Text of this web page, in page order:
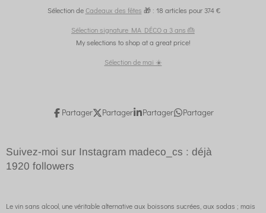
Sélection de Cadeaux des fêtes 🎁 : 18 articles pour 374 €
Sélection signature MA DÉCO a 3 ans 🎂
My selections to shop at a great price!
Sélection de mai ☀️
Partager Partager Partager Partager
Suivez-moi sur Instagram madeco_cs : déjà
1920 followers
Le vin sans alcool, une véritable alternative aux boissons sucrées, aux sodas ; mais